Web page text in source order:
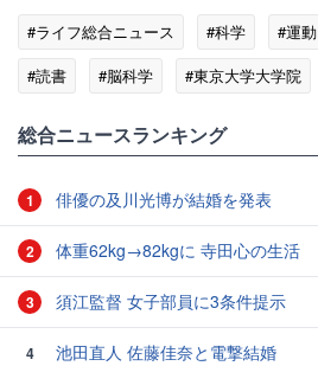
#ライフ総合ニュース #科学 #運動
#読書
#脳科学 #東京大学大学院
総合ニュースランキング
1 俳優の及川光博が結婚を発表
2 体重62kg→82kgに 寺田心の生活
3 須江監督 女子部員に3条件提示
4 池田直人 佐藤佳奈と電撃結婚